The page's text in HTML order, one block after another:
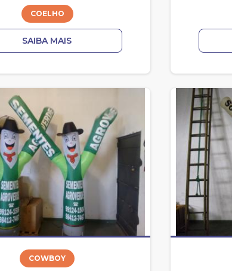
COELHO
SAIBA MAIS
COWBOY